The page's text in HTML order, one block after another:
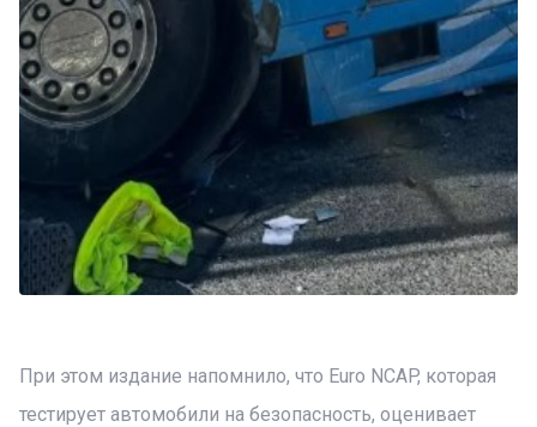
При этом издание напомнило, что Euro NCAP, которая
тестирует автомобили на безопасность, оценивает